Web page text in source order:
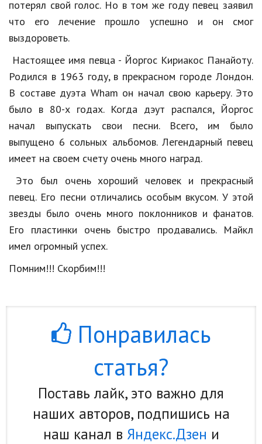
Недвижимость
Спорт и фитнес
Психология и отношения
Творчество и рукоделие
Работа и бизнес
Животные
Еда и напитки
Праздники и подарки
Кинематограф
Строительство
Культура и общество
Бизнес
Хобби и развлечения
потерял свой голос. Но в том же году певец заявил
что
его лечение прошло успешно и он
смог
выздороветь.
Настоящее имя певца - Йоргос Кириакос Панайоту.
Родился в 1963 году, в прекрасном городе Лондон.
В составе дуэта Wham он начал свою карьеру. Это
было в 80-х годах. Когда дэут распался, Йоргос
начал
выпускать свои песни. Всего, им
было
выпущено 6 сольных альбомов. Легендарный певец
имеет на своем счету очень много наград.
Это
был очень хороший человек и
прекрасный
певец. Его песни отличались особым вкусом. У этой
звезды было очень много поклонников и фанатов.
Его
пластинки очень быстро продавались. Майкл
имел огромный успех.
Помним!!! Скорбим!!!
Понравилась
статья?
Поставь лайк, это важно для
наших авторов, подпишись на
наш канал в Яндекс.Дзен и